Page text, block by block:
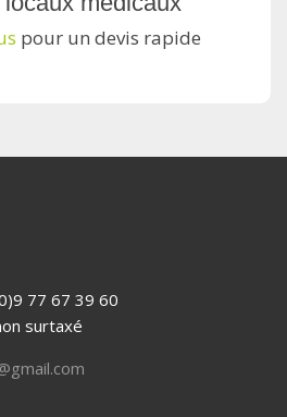
pour un devis rapide
77 67 39 60
surtaxé